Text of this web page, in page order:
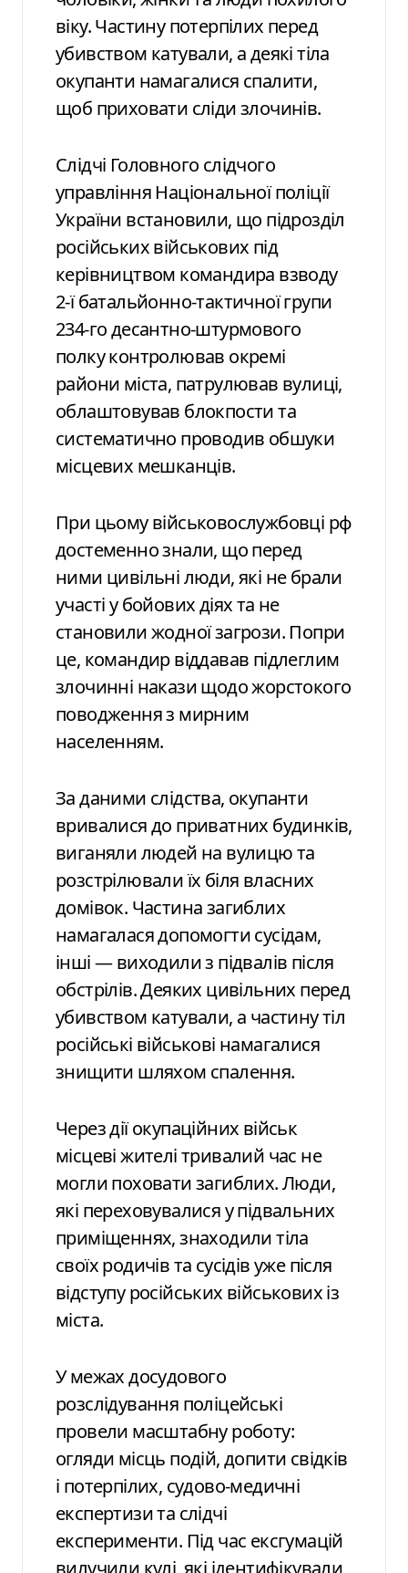
віку. Частину потерпілих перед
убивством катували, а деякі тіла
окупанти намагалися спалити,
щоб приховати сліди злочинів.
Слідчі Головного слідчого
управління Національної поліції
України встановили, що підрозділ
російських військових під
керівництвом командира взводу
2-ї батальйонно-тактичної групи
234-го десантно-штурмового
полку контролював окремі
райони міста, патрулював вулиці,
облаштовував блокпости та
систематично проводив обшуки
місцевих мешканців.
При цьому військовослужбовці рф
достеменно знали, що перед
ними цивільні люди, які не брали
участі у бойових діях та не
становили жодної загрози. Попри
це, командир віддавав підлеглим
злочинні накази щодо жорстокого
поводження з мирним
населенням.
За даними слідства, окупанти
вривалися до приватних будинків,
виганяли людей на вулицю та
розстрілювали їх біля власних
домівок. Частина загиблих
намагалася допомогти сусідам,
інші — виходили з підвалів після
обстрілів. Деяких цивільних перед
убивством катували, а частину тіл
російські військові намагалися
знищити шляхом спалення.
Через дії окупаційних військ
місцеві жителі тривалий час не
могли поховати загиблих. Люди,
які переховувалися у підвальних
приміщеннях, знаходили тіла
своїх родичів та сусідів уже після
відступу російських військових із
міста.
У межах досудового
розслідування поліцейські
провели масштабну роботу:
огляди місць подій, допити свідків
і потерпілих, судово-медичні
експертизи та слідчі
експерименти. Під час ексгумацій